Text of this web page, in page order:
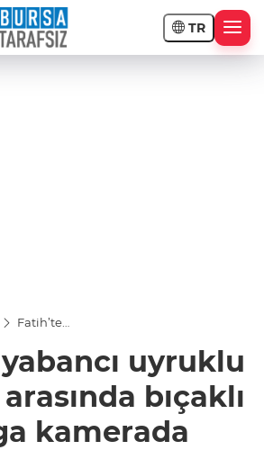
TR
Fatih’te
uyruklu
şahıslar
bıçaklı
kavga
kamerada
uyruklu
bıçaklı
kamerada